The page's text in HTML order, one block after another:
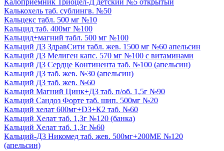
Калькохель таб. сублингв. №50
Кальцекс табл. 500 мг №10
Кальцид таб. 400мг №100
Кальцид+магний табл. 500 мг №100
Кальций Д3 ЗдравСити табл. жев. 1500 мг №60 апельсин
Кальций Д3 Мелиген капс. 570 мг №100 с витаминами
Кальций Д3 Сердце Континента таб. №100 (апельсин)
Кальций Д3 таб. жев. №30 (апельсин)
Кальций Д3 таб. жев. №60
Кальций Магний Цинк+Д3 таб. п/об. 1,5г №90
Кальций Сандоз Форте таб. шип. 500мг №20
Кальций хелат 600мг+D3+К2 таб. №60
Кальций Хелат таб. 1,3г №120 (банка)
Кальций Хелат таб. 1,3г №60
Кальций-Д3 Никомед таб. жев. 500мг+200МЕ №120
(апельсин)